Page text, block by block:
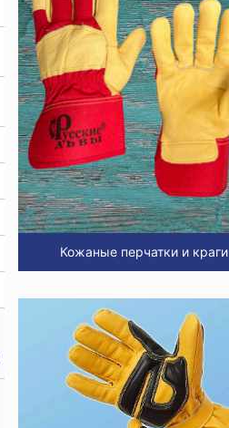
Кожаные перчатки и краги